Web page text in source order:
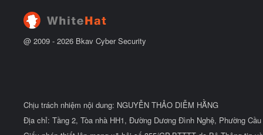
u
@ 2009 - 2026 Bkav Cyber Security
Chịu trách nhiệm nội dung: NGUYỄN THẢO DIỄM HẰNG
Địa chỉ: Tầng 2, Tòa nhà HH1, Đường Dương Đình Nghệ, Phường